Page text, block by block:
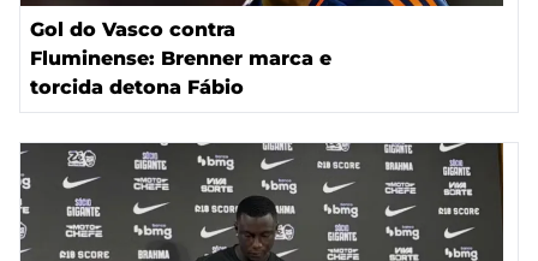
Gol do Vasco contra
Fluminense: Brenner marca e
torcida detona Fábio